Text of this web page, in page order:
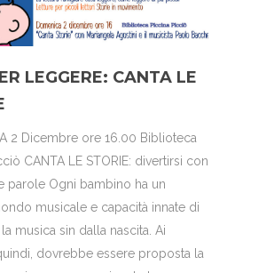
LEGGERE: CANTA LE
2 Dicembre ore 16.00 Biblioteca
CANTA LE STORIE: divertirsi con
parole Ogni bambino ha un
musicale e capacità innate di
musica sin dalla nascita. Ai
dovrebbe essere proposta la